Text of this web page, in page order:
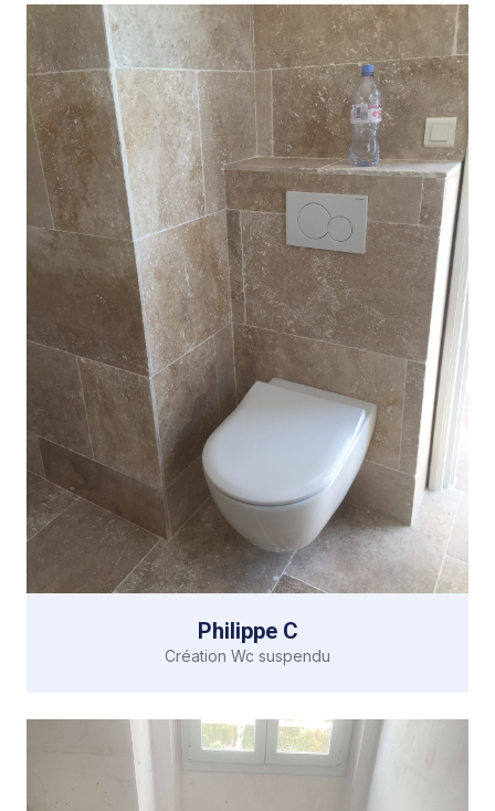
Philippe C
Création Wc suspendu